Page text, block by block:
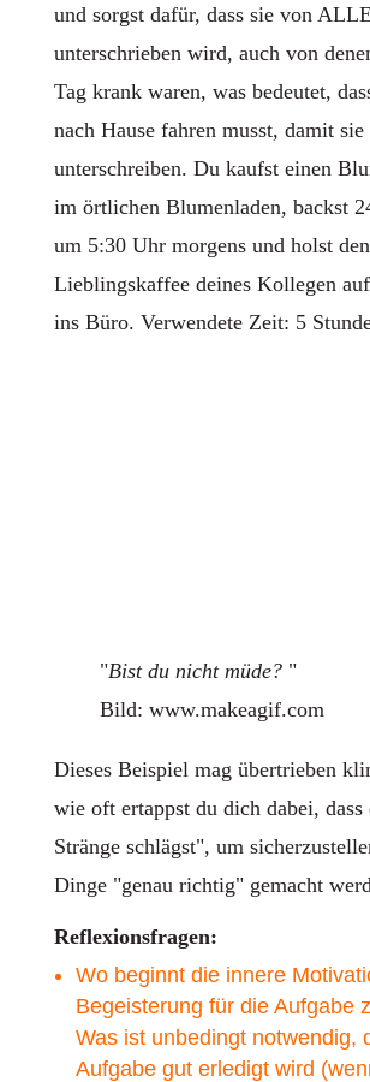
und sorgst dafür, dass sie von
unterschrieben wird, auch von
Tag krank waren, was bedeutet,
nach Hause fahren musst, damit sie
unterschreiben. Du kaufst einen
im örtlichen Blumenladen, backst
um 5:30 Uhr morgens und holst den
Lieblingskaffee deines Kollegen
ins Büro. Verwendete Zeit: 5
"Bist du nicht müde? "
Bild: www.makeagif.com
Dieses Beispiel mag übertrieben
wie oft ertappst du dich dabei,
Stränge schlägst", um
Dinge "genau richtig" gemacht
Reflexionsfragen:
Wo beginnt die innere
Begeisterung für die Aufgabe
Was ist unbedingt notwendig,
Aufgabe gut erledigt wird